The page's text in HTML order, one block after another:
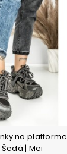
na platforme
| Mei